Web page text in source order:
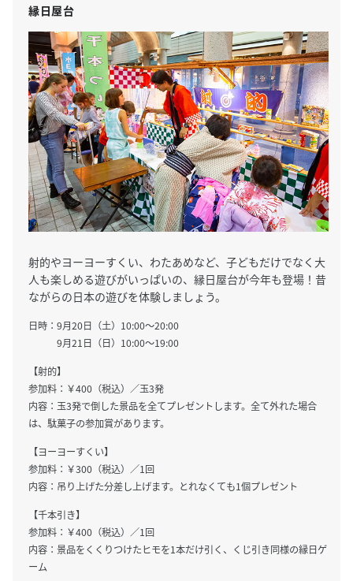
縁日屋台
射的やヨーヨーすくい、わたあめなど、子どもだけでなく大
人も楽しめる遊びがいっぱいの、縁日屋台が今年も登場！昔
ながらの日本の遊びを体験しましょう。
日時：9月20日（土）10:00～20:00
9月21日（日）10:00～19:00
【射的】
参加料：￥400（税込）／玉3発
内容：玉3発で倒した景品を全てプレゼントします。全て外れた場合
は、駄菓子の参加賞があります。
【ヨーヨーすくい】
参加料：￥300（税込）／1回
内容：吊り上げた分差し上げます。とれなくても1個プレゼント
【千本引き】
参加料：￥400（税込）／1回
内容：景品をくくりつけたヒモを1本だけ引く、くじ引き同様の縁日ゲ
ーム